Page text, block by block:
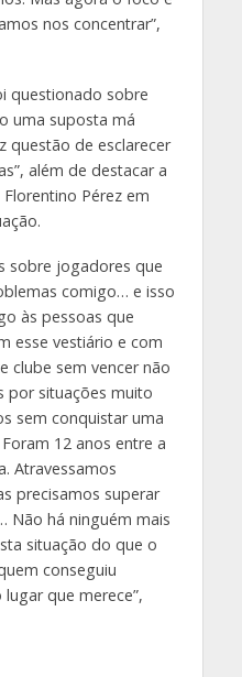
nos concentrar”,
questionado sobre
uma suposta má
questão de esclarecer
além de destacar a
Pérez em
sobre jogadores que
comigo… e isso
às pessoas que
esse vestiário e com
clube sem vencer não
por situações muito
sem conquistar uma
12 anos entre a
Atravessamos
precisamos superar
Não há ninguém mais
situação do que o
conseguiu
que merece”,